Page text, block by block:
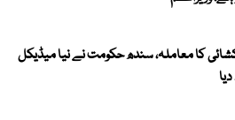
کا معاملہ، سندھ حکومت نے نیا میڈیکل